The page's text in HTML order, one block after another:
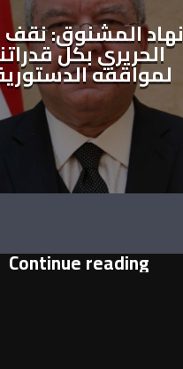
نهاد المشنوق:
الحريري بكل
لمواقفه
Continue reading